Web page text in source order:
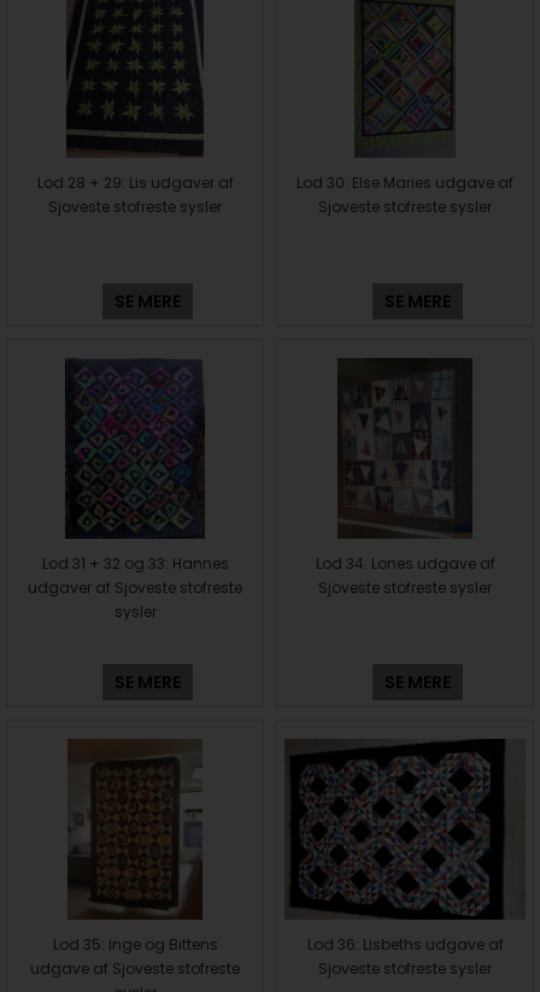
Lod 28 + 29: Lis udgaver af
Sjoveste stofreste sysler
SE MERE
Lod 30: Else Maries udgave af
Sjoveste stofreste sysler
SE MERE
Lod 31 + 32 og 33: Hannes
udgaver af Sjoveste stofreste
sysler
SE MERE
Lod 34: Lones udgave af
Sjoveste stofreste sysler
SE MERE
Lod 35: Inge og Bittens
udgave af Sjoveste stofreste
Lod 36: Lisbeths udgave af
Sjoveste stofreste sysler